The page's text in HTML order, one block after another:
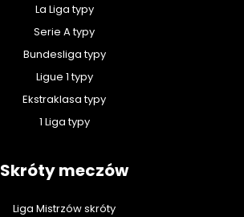
La Liga typy
Serie A typy
Bundesliga typy
Ligue 1 typy
Ekstraklasa typy
1 Liga typy
Skróty meczów
Liga Mistrzów skróty